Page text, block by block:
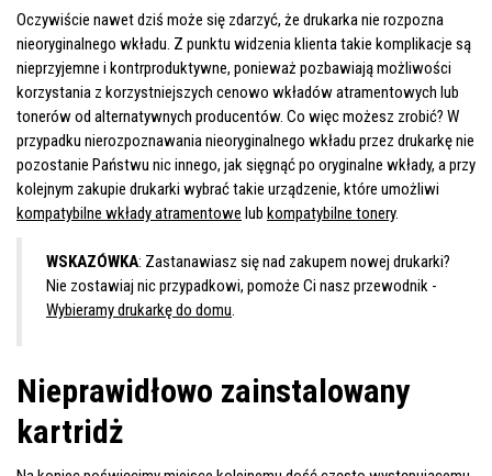
Oczywiście nawet dziś może się zdarzyć, że drukarka nie rozpozna
nieoryginalnego wkładu. Z punktu widzenia klienta takie komplikacje są
nieprzyjemne i kontrproduktywne, ponieważ pozbawiają możliwości
korzystania z korzystniejszych cenowo wkładów atramentowych lub
tonerów od alternatywnych producentów. Co więc możesz zrobić? W
przypadku nierozpoznawania nieoryginalnego wkładu przez drukarkę nie
pozostanie Państwu nic innego, jak sięgnąć po oryginalne wkłady, a przy
kolejnym zakupie drukarki wybrać takie urządzenie, które umożliwi
kompatybilne wkłady atramentowe lub kompatybilne tonery.
WSKAZÓWKA: Zastanawiasz się nad zakupem nowej drukarki?
Nie zostawiaj nic przypadkowi, pomoże Ci nasz przewodnik -
Wybieramy drukarkę do domu.
Nieprawidłowo zainstalowany
kartridż